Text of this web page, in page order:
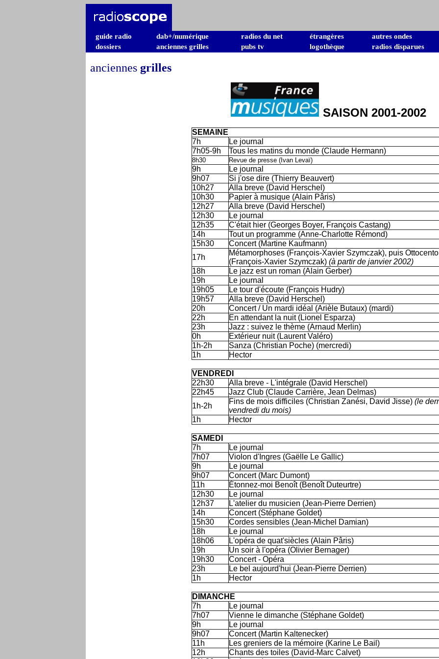
guide radio dab+/numérique radios du net étrangères
autres ondes
dossiers
anciennes grilles pubs tv logothèque radios disparues
anciennes grilles
SAISON 2001-2002
SEMAINE
7h
Le journal
7h05-9h
Tous les matins du monde (Claude Hermann)
8h30 Revue de presse (Ivan Levaï)
9h
Le journal
9h07
Si j'ose dire (Thierry Beauvert)
10h27
Alla breve (David Herschel)
10h30
Papier à musique (Alain Pâris)
12h27
Alla breve (David Herschel)
12h30
Le journal
12h35
C'était hier (Georges Boyer, François Castang)
14h
Tout un programme (Anne-Charlotte Rémond)
15h30
Concert (Martine Kaufmann)
17h
Métamorphoses (François-Xavier Szymczak), puis Ottocento
(François-Xavier Szymczak) (à partir de janvier 2002)
18h
Le jazz est un roman (Alain Gerber)
19h
Le journal
19h05
Le tour d'écoute (François Hudry)
19h57
Alla breve (David Herschel)
20h
Concert / Un mardi idéal (Arièle Butaux) (mardi)
22h
En attendant la nuit (Lionel Esparza)
23h
Jazz : suivez le thème (Arnaud Merlin)
0h
Extérieur nuit (Laurent Valéro)
1h-2h
Sanza (Christian Poche) (mercredi)
1h
Hector
VENDREDI
22h30
Alla breve - L'intégrale (David Herschel)
22h45
Jazz Club (Claude Carrière, Jean Delmas)
1h-2h
Fins de mois difficiles (Christian Zanési, David Jisse) (le
vendredi du mois)
1h
Hector
SAMEDI
7h
Le journal
7h07
Violon d'Ingres (Gaëlle Le Gallic)
9h
Le journal
9h07
Concert (Marc Dumont)
11h
Étonnez-moi Benoît (Benoît Duteurtre)
12h30
Le journal
12h37
L'atelier du musicien (Jean-Pierre Derrien)
14h
Concert (Stéphane Goldet)
15h30
Cordes sensibles (Jean-Michel Damian)
18h
Le journal
18h06
L'opéra de quat'siècles (Alain Pâris)
19h
Un soir à l'opéra (Olivier Bernager)
19h30
Concert - Opéra
23h
Le bel aujourd'hui (Jean-Pierre Derrien)
1h
Hector
DIMANCHE
7h
Le journal
7h07
Vienne le dimanche (Stéphane Goldet)
9h
Le journal
9h07
Concert (Martin Kaltenecker)
11h
Les greniers de la mémoire (Karine Le Bail)
12h
Chants des toiles (David-Marc Calvet)